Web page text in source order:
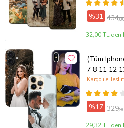
%31 434
32,00 TL'den
(Tüm
7 8 11 12
Plus Mini Kişiye Özel Resimli
Fotoğraflı
Kargo ile
%17 329
29,32 TL'den